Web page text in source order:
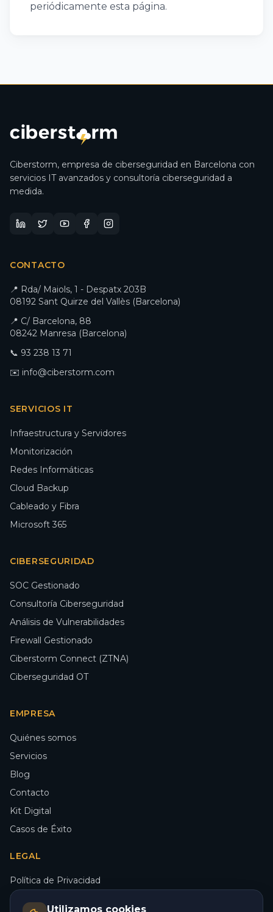
periódicamente esta página.
Ciberstorm, empresa de ciberseguridad en Barcelona con
servicios IT avanzados y consultoría ciberseguridad a
medida.
CONTACTO
📍 Rda/ Maiols, 1 - Despatx 203B
08192 Sant Quirze del Vallès (Barcelona)
📍 C/ Barcelona, 88
08242 Manresa (Barcelona)
📞 93 238 13 71
✉️ info@ciberstorm.com
SERVICIOS IT
Infraestructura y Servidores
Monitorización
Redes Informáticas
Cloud Backup
Cableado y Fibra
Microsoft 365
CIBERSEGURIDAD
SOC Gestionado
Consultoría Ciberseguridad
Análisis de Vulnerabilidades
Firewall Gestionado
Ciberstorm Connect (ZTNA)
Ciberseguridad OT
EMPRESA
Quiénes somos
Servicios
Blog
Contacto
Kit Digital
Casos de Éxito
LEGAL
Política de Privacidad
Política de Cookies
Utilizamos cookies